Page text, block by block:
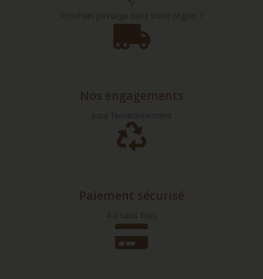
Nos engagements
Paiement sécurisé